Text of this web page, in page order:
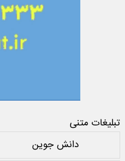
تبلیغات متنی
دانش جوین